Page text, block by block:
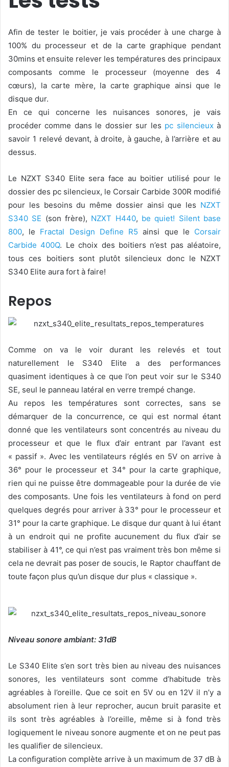
Afin de tester le boitier, je vais procéder à une charge à
100% du processeur et de la carte graphique pendant
30mins et ensuite relever les températures des principaux
composants comme le processeur (moyenne des 4
cœurs), la carte mère, la carte graphique ainsi que le
disque dur.
En ce qui concerne les nuisances sonores, je vais
procéder comme dans le dossier sur les pc silencieux à
savoir 1 relevé devant, à droite, à gauche, à l’arrière et au
dessus.
Le NZXT S340 Elite sera face au boitier utilisé pour le
dossier des pc silencieux, le Corsair Carbide 300R modifié
pour les besoins du même dossier ainsi que les NZXT
S340 SE (son frère), NZXT H440, be quiet! Silent base
800, le Fractal Design Define R5 ainsi que le Corsair
Carbide 400Q. Le choix des boitiers n’est pas aléatoire,
tous ces boitiers sont plutôt silencieux donc le NZXT
S340 Elite aura fort à faire!
Repos
Comme on va le voir durant les relevés et tout
naturellement le S340 Elite a des performances
quasiment identiques à ce que l’on peut voir sur le S340
SE, seul le panneau latéral en verre trempé change.
Au repos les températures sont correctes, sans se
démarquer de la concurrence, ce qui est normal étant
donné que les ventilateurs sont concentrés au niveau du
processeur et que le flux d’air entrant par l’avant est
« passif ». Avec les ventilateurs réglés en 5V on arrive à
36° pour le processeur et 34° pour la carte graphique,
rien qui ne puisse être dommageable pour la durée de vie
des composants. Une fois les ventilateurs à fond on perd
quelques degrés pour arriver à 33° pour le processeur et
31° pour la carte graphique. Le disque dur quant à lui étant
à un endroit qui ne profite aucunement du flux d’air se
stabiliser à 41°, ce qui n’est pas vraiment très bon même si
cela ne devrait pas poser de soucis, le Raptor chauffant de
toute façon plus qu’un disque dur plus « classique ».
Niveau sonore ambiant: 31dB
Le S340 Elite s’en sort très bien au niveau des nuisances
sonores, les ventilateurs sont comme d’habitude très
agréables à l’oreille. Que ce soit en 5V ou en 12V il n’y a
absolument rien à leur reprocher, aucun bruit parasite et
ils sont très agréables à l’oreille, même si à fond très
logiquement le niveau sonore augmente et on ne peut pas
les qualifier de silencieux.
La configuration complète arrive à un maximum de 37 dB à